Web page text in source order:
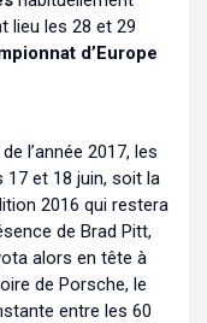
lieu les 28 et 29
d’Europe
l’année 2017, les
17 et 18 juin, soit la
2016 qui restera
de Brad Pitt,
alors en tête à
de Porsche, le
entre les 60